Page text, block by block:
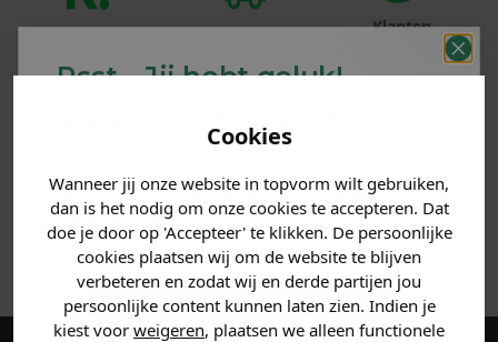
Cookies
Wanneer jij onze website in topvorm wilt gebruiken,
dan is het nodig om onze cookies te accepteren. Dat
doe je door op 'Accepteer' te klikken. De persoonlijke
cookies plaatsen wij om de website te blijven
verbeteren en zodat wij en derde partijen jou
persoonlijke content kunnen laten zien. Indien je
kiest voor weigeren, plaatsen we alleen functionele
Betaal achteraf
Voor 23:59 besteld
Klanten
beoordelen ons
met een 9,6!
PRODUCTINFORMATIE
MATERIAAL & WASVOORSCHRIFT
ANDERE BESTELDEN OOK
Psst... Jij hebt geluk!
Welke mystery
krijg jij? (Tot-30%
Vertel ons waar je naar op
zoek bent. 👇
Heren kleding